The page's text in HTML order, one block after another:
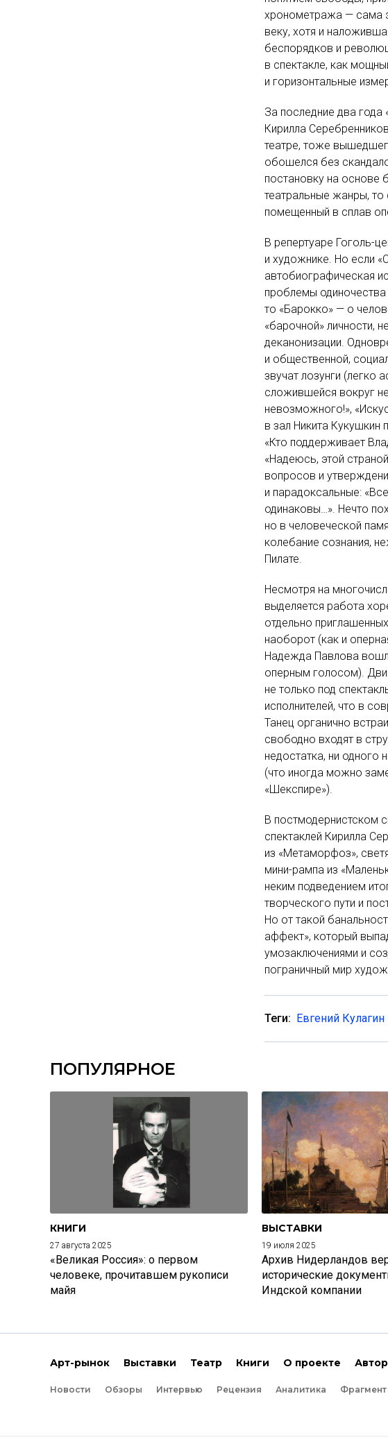
хронометража — сама
веку, хотя и
беспорядков и
в спектакле, как
и горизонтальные
За последние два
Кирилла
театре, тоже
обошелся без
постановку на основе
театральные жанры, то
помещенный в сплав
В репертуаре Гоголь-
и художнике. Но если
автобиографическая
проблемы одиночества
то «Барокко» — о
«барочной» личности,
деканонизации.
и общественной,
звучат лозунги
сложившейся вокруг
невозможного!»,
в зал Никита Кукушкин
«Кто поддерживает
«Надеюсь, этой
вопросов и
и парадоксальные:
одинаковы…». Нечто
но в человеческой
колебание сознания,
Пилате.
Несмотря на
выделяется работа
отдельно
наоборот (как и
Надежда Павлова
оперным голосом).
не только под
исполнителей, что в
Танец органично
свободно входят в
недостатка, ни одного
(что иногда можно
«Шекспире»).
В постмодернистском
спектаклей Кирилла
из «Метаморфоз»,
мини-рампа из
неким подведением
творческого пути и
Но от такой
аффект», который
умозаключениями и
пограничный мир
Теги: Евгений Кулагин
ПОПУЛЯРНОЕ
КНИГИ
27 августа 2025
«Великая Россия»: о первом
человеке, прочитавшем рукописи
майя
ВЫСТАВКИ
19 июля 2025
Архив Нидерландов
исторические
Индской компании
Арт-рынок Выставки Театр Книги О проекте
Новости Обзоры Интервью Рецензия Аналитика Фрагмент